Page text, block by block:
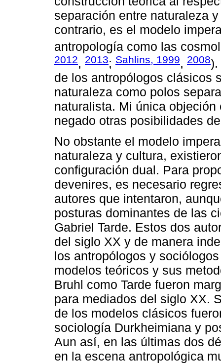
separación entre naturaleza
contrario, es el modelo
antropología como las
2012, 2013; Sahlins, 1999, 2008).
de los antropólogos clásicos
naturaleza como polos
naturalista. Mi única
negado otras posibilidades
No obstante el modelo
naturaleza y cultura,
configuración dual. Para
devenires, es necesario
autores que intentaron,
posturas dominantes de las
Gabriel Tarde. Estos dos
del siglo XX y de manera
los antropólogos y
modelos teóricos y sus
Bruhl como Tarde fueron
para mediados del siglo XX.
de los modelos clásicos
sociología Durkheimiana y
Aun así, en las últimas dos
en la escena antropológica